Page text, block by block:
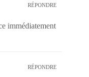
RÉPONDRE
immédiatement
RÉPONDRE